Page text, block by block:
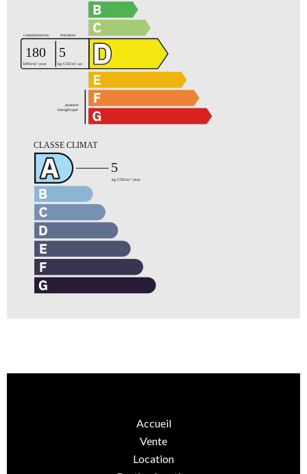
Accueil
Vente
Location